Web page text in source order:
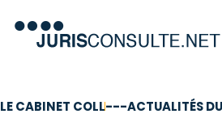
LE CABINET COLL---ACTUALITÉS